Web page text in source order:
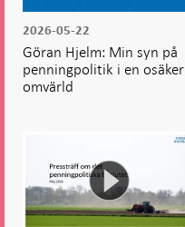
2026-05-22
Göran Hjelm: Min syn på
penningpolitik i en osäker
omvärld